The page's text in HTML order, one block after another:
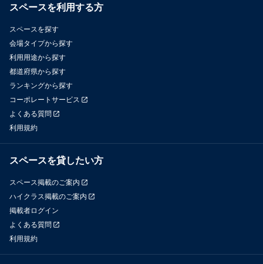
スペースを利用する方
スペースを探す
会場タイプから探す
利用用途から探す
都道府県から探す
ランキングから探す
コーポレートサービス
よくある質問
利用規約
スペースを貸したい方
スペース掲載のご案内
ハイクラス掲載のご案内
掲載者ログイン
よくある質問
利用規約